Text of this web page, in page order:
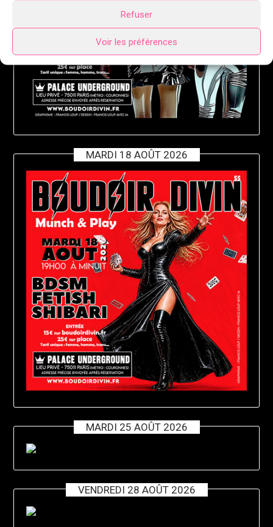
Refuser
Voir les préférences
MARDI 18 AOÛT 2026
MARDI 25 AOÛT 2026
VENDREDI 28 AOÛT 2026